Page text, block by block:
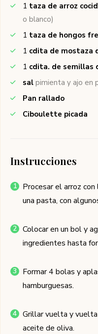
1 taza de arroz
o blanco)
1 taza de hongos
1 cdita de mostaza
1 cdita. de semillas
sal pimienta y ajo en
Pan rallado
Ciboulette picada
Instrucciones
Procesar el arroz
una pasta, con
Colocar en un bol y
ingredientes hasta
Formar 4 bolas y
hamburguesas.
Grillar vuelta y
aceite de oliva.